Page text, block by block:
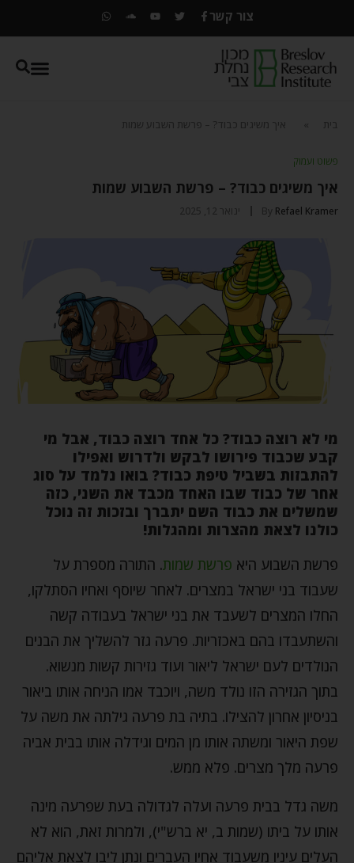
צור קשר
בית איך משיגים כבוד? – פרשת השבוע שמות
פשוט ועמוק
איך משיגים כבוד? – פרשת השבוע שמות
By Refael Kramer ינואר 12, 2025
מי לא רוצה כבוד? כל אחד רוצה כבוד, אבל מי
קבע שכבוד פירושו לבקש ולדרוש ואפילו
להתבזות בשביל טיפת כבוד? בואו נלמד על סוג
אחר של כבוד שבו האחד מכבד את השני, כזה
שמשלים את כבוד השם יתברך ובזכות זה נוכל
כולנו לצאת מהצרות ומהגלות!
פרשת השבוע היא פרשת שמות. התורה מספרת על
שעבוד בני ישראל במצרים. לאחר שיוסף ואחיו הסתלקו,
החלו המצרים לשעבד את בני ישראל בעבודה קשה
והשתעבדו בהם באכזריות. פרעה גזר להשליך את הבנים
הנולדים לעם ישראל ליאור ועוד גזירות קשות מנשוא.
בתוך הגזירה הזו נולד משה, ויוכבד אמו הניחה אותו ביאור
בניסיון אחרון להצילו. בתיה בת פרעה גילתה את משה על
שפת היאור ומשתה אותו מן המים וגידלה אותו בבית אביה
פרעה מלך מצרים. פלא ממש.
משה גדל בבית פרעה ועלה לגדולה בעת שפרעה מינה
אותו על ביתו (שמות ב, יא ברש"י), ולמרות זאת, הוא לא
העלים עיניו משעבוד אחיו העברים ונתן ליבו לצאת אליהם